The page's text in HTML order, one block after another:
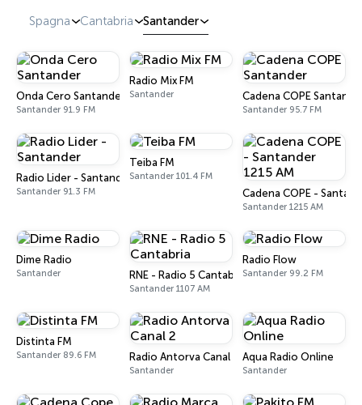
Spagna Cantabria Santander
Onda Cero Santander
Santander 91.9 FM
Radio Mix FM
Santander Cadena COPE
Santander 95.7 FM
Radio Lider - Santander
Santander 91.3 FM
Teiba FM
Santander 101.4 FM
Cadena COPE -
Santander 1215 AM
Dime Radio
Santander RNE - Radio 5 Cantabria
Santander 1107 AM
Radio Flow
Santander 99.2 FM
Distinta FM
Santander 89.6 FM Radio Antorva Canal 2
Santander
Aqua Radio Online
Santander